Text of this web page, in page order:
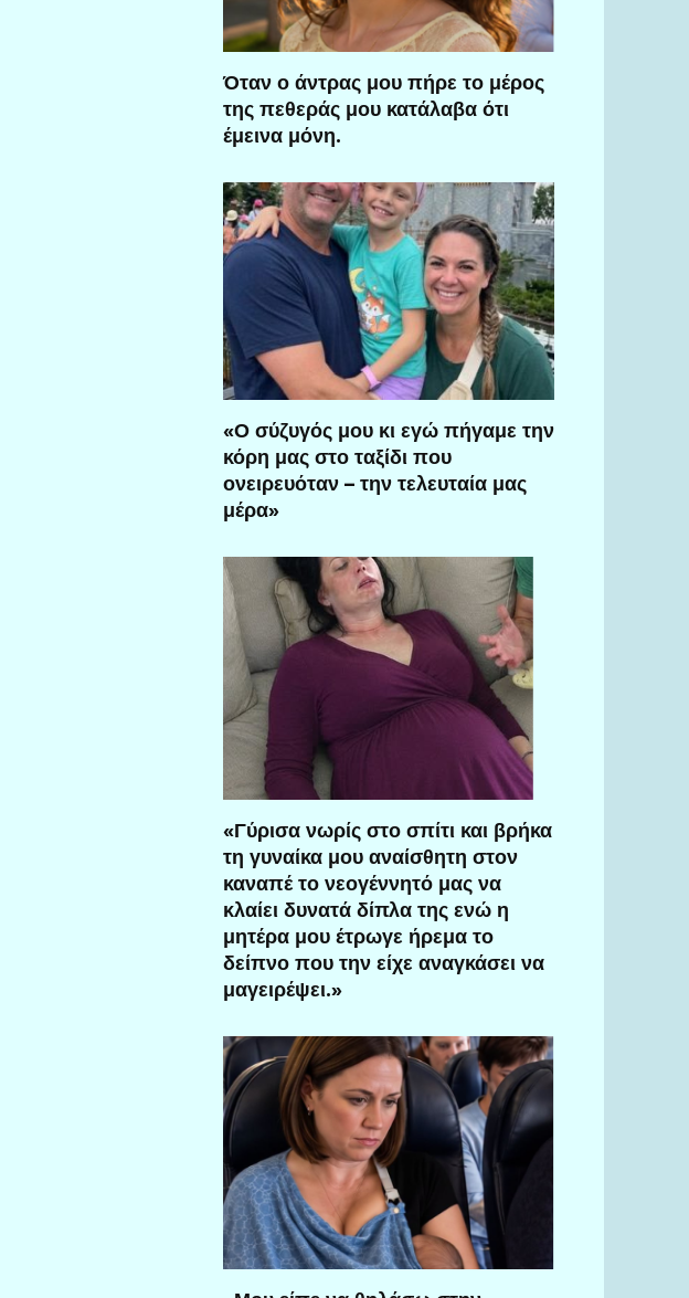
Όταν ο άντρας μου πήρε το μέρος
της πεθεράς μου κατάλαβα ότι
έμεινα μόνη.
«Ο σύζυγός μου κι εγώ πήγαμε την
κόρη μας στο ταξίδι που
ονειρευόταν – την τελευταία μας
μέρα»
«Γύρισα νωρίς στο σπίτι και βρήκα
τη γυναίκα μου αναίσθητη στον
καναπέ το νεογέννητό μας να
κλαίει δυνατά δίπλα της ενώ η
μητέρα μου έτρωγε ήρεμα το
δείπνο που την είχε αναγκάσει να
μαγειρέψει.»